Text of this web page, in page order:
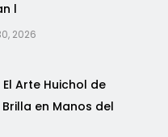
l
2026
Arte Huichol de
en Manos del